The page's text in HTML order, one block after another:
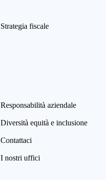
Strategia fiscale
Responsabilità aziendale
Diversità equità e inclusione
Contattaci
I nostri uffici